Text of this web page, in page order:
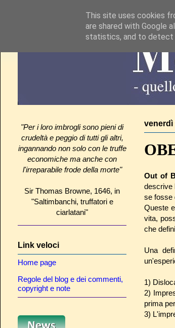
venerdì
Out of
descrive
se fosse
Queste
vita,
che
Una
1)
2)
prima
3)
"Per i loro imbrogli sono pieni di
crudeltà e peggio di tutti gli altri,
ingannando non solo con le truffe
economiche ma anche con
l'irreparabile frode della morte"
Sir Thomas Browne, 1646, in
"Saltimbanchi, truffatori e
ciarlatani"
Link veloci
Home page
Regole del blog e dei commenti,
copyright e note
This site uses cookies
are shared with Google
statistics, and to detect